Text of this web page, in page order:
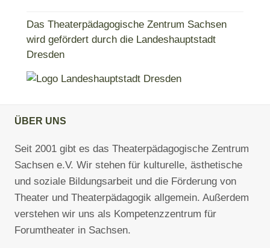
Das Theaterpädagogische Zentrum Sachsen
wird gefördert durch die Landeshauptstadt
Dresden
ÜBER UNS
Seit 2001 gibt es das Theaterpädagogische Zentrum
Sachsen e.V. Wir stehen für kulturelle, ästhetische
und soziale Bildungsarbeit und die Förderung von
Theater und Theaterpädagogik allgemein. Außerdem
verstehen wir uns als Kompetenzzentrum für
Forumtheater in Sachsen.